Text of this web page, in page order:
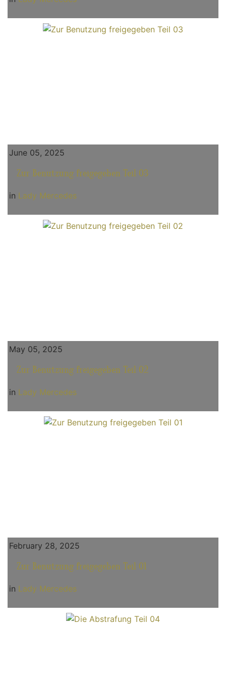
June 05, 2025
Zur Benutzung freigegeben Teil 03
in Lady Mercedes
May 05, 2025
Zur Benutzung freigegeben Teil 02
in Lady Mercedes
February 28, 2025
Zur Benutzung freigegeben Teil 01
in Lady Mercedes